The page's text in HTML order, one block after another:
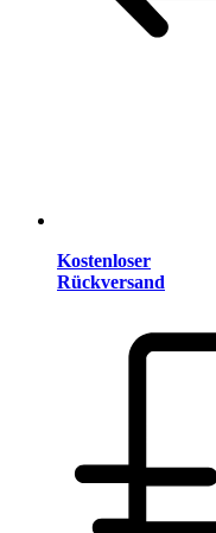
Kostenloser
Rückversand